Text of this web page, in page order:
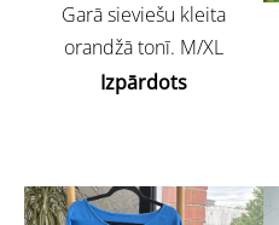
Garā sieviešu kleita
orandžā tonī. M/XL
Izpārdots